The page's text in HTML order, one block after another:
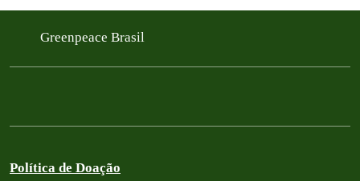
Greenpeace Brasil
Política de Doação